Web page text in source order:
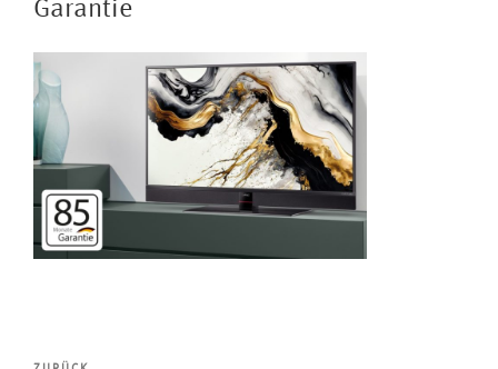
Garantie
Beitragsnavigation